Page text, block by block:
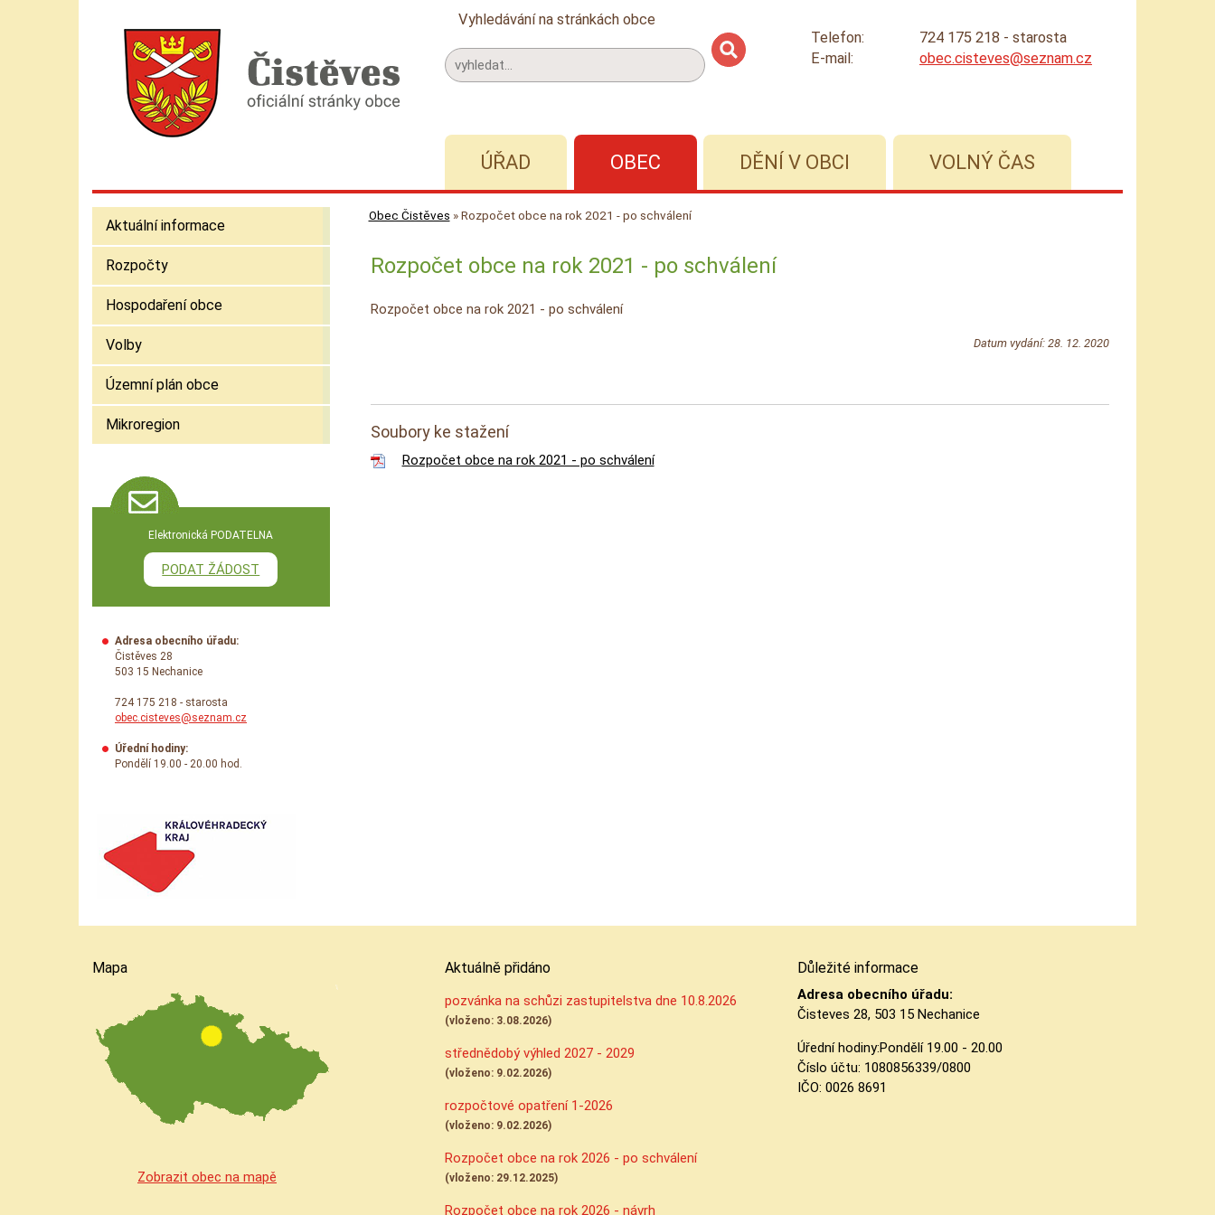
Vyhledávání na stránkách obce
Telefon:
724 175 218 - starosta
E-mail:
obec.cisteves@seznam.cz
ÚŘAD OBEC DĚNÍ V OBCI VOLNÝ ČAS
Aktuální informace
Rozpočty
Hospodaření obce
Volby
Územní plán obce
Mikroregion
Obec Čistěves »Rozpočet obce na rok 2021 - po schválení
Rozpočet obce na rok 2021 - po schválení
Rozpočet obce na rok 2021 - po schválení
Datum vydání: 28. 12. 2020
Soubory ke stažení
Rozpočet obce na rok 2021 - po schválení
Elektronická PODATELNA
PODAT ŽÁDOST
Adresa obecního úřadu:
Čistěves 28
503 15 Nechanice
724 175 218 - starosta
obec.cisteves@seznam.cz
Úřední hodiny:
Pondělí 19.00 - 20.00 hod.
Mapa
Zobrazit obec na mapě
Aktuálně přidáno
pozvánka na schůzi zastupitelstva dne 10.8.2026
(vloženo: 3.08.2026)
střednědobý výhled 2027 - 2029
(vloženo: 9.02.2026)
rozpočtové opatření 1-2026
(vloženo: 9.02.2026)
Rozpočet obce na rok 2026 - po schválení
(vloženo: 29.12.2025)
Rozpočet obce na rok 2026 - návrh
Důležité informace
Adresa obecního úřadu:
Čisteves 28, 503 15 Nechanice
Úřední hodiny:Pondělí 19.00 - 20.00
Číslo účtu: 1080856339/0800
IČO: 0026 8691